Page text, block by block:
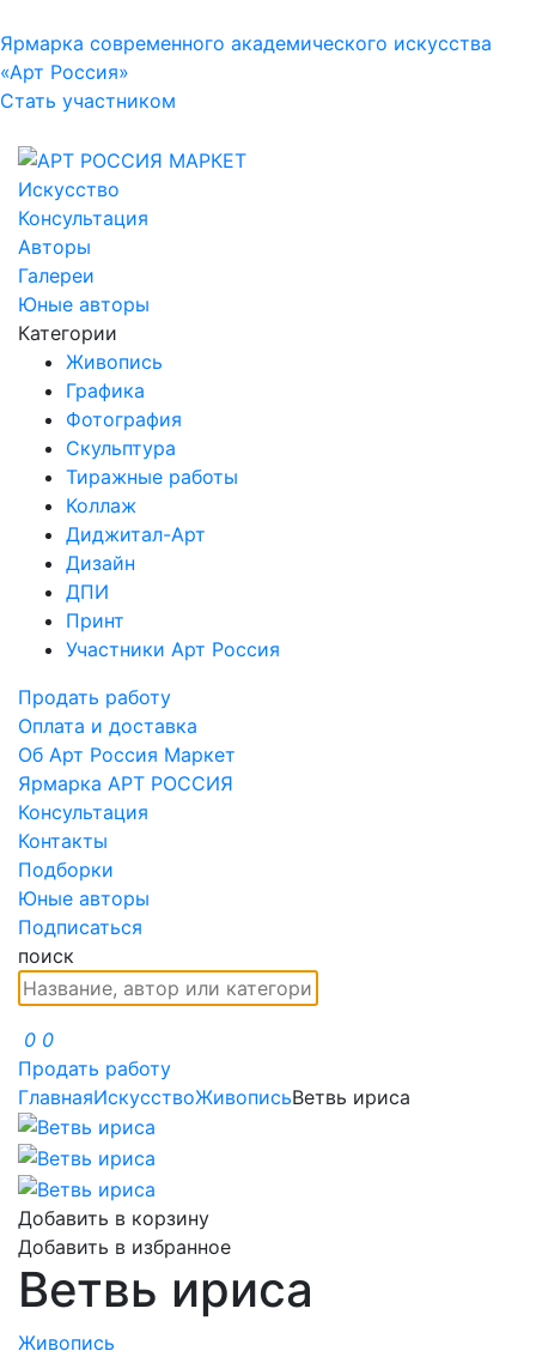
Ярмарка современного академического искусства
«Арт Россия»
Стать участником
Искусство
Консультация
Авторы
Галереи
Юные авторы
Категории
Живопись
Графика
Фотография
Скульптура
Тиражные работы
Коллаж
Диджитал-Арт
Дизайн
ДПИ
Принт
Участники Арт Россия
Продать работу
Оплата и доставка
Об Арт Россия Маркет
Ярмарка АРТ РОССИЯ
Консультация
Контакты
Подборки
Юные авторы
Подписаться
поиск
0 0
Продать работу
ГлавнаяИскусствоЖивописьВетвь ириса
Добавить в корзину
Добавить в избранное
Ветвь ириса
Живопись